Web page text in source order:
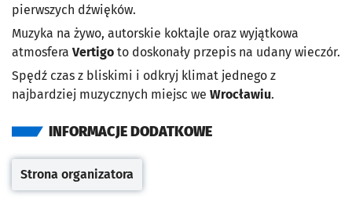
pierwszych dźwięków.
Muzyka na żywo, autorskie koktajle oraz wyjątkowa
atmosfera Vertigo to doskonały przepis na udany wieczór.
Spędź czas z bliskimi i odkryj klimat jednego z
najbardziej muzycznych miejsc we Wrocławiu.
INFORMACJE DODATKOWE
Otwiera się w nowej karcie
Strona organizatora